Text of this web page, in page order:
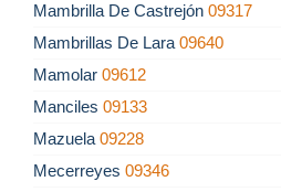
Mambrilla De Castrejón 09317
Mambrillas De Lara 09640
Mamolar 09612
Manciles 09133
Mazuela 09228
Mecerreyes 09346